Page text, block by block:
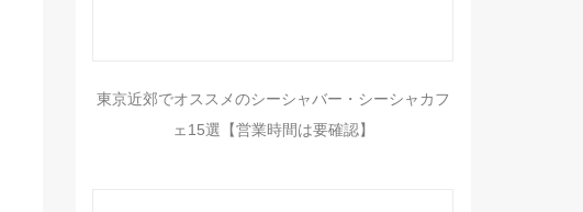
東京近郊でオススメのシーシャバー・シーシャカフ
ェ15選【営業時間は要確認】